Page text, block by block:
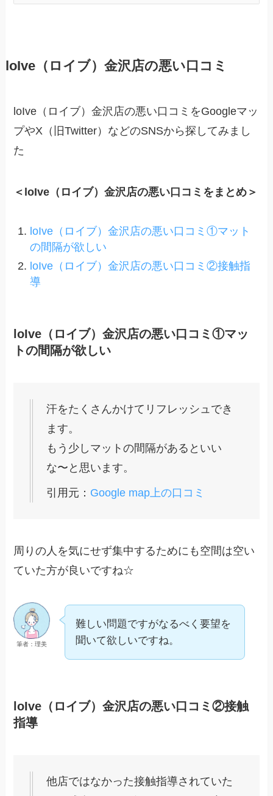
loIve（ロイブ）金沢店の悪い口コミ
loIve（ロイブ）金沢店の悪い口コミをGoogleマッ
プやX（旧Twitter）などのSNSから探してみまし
た
＜loIve（ロイブ）金沢店の悪い口コミをまとめ＞
loIve（ロイブ）金沢店の悪い口コミ①マット
の間隔が欲しい
loIve（ロイブ）金沢店の悪い口コミ②接触指
導
loIve（ロイブ）金沢店の悪い口コミ①マッ
トの間隔が欲しい
汗をたくさんかけてリフレッシュでき
ます。
もう少しマットの間隔があるといい
な〜と思います。
引用元： Google map上の口コミ
周りの人を気にせず集中するためにも空間は空い
ていた方が良いですね☆
筆者：理美
難しい問題ですがなるべく要望を
聞いて欲しいですね。
loIve（ロイブ）金沢店の悪い口コミ②接触
指導
他店ではなかった接触指導されていた